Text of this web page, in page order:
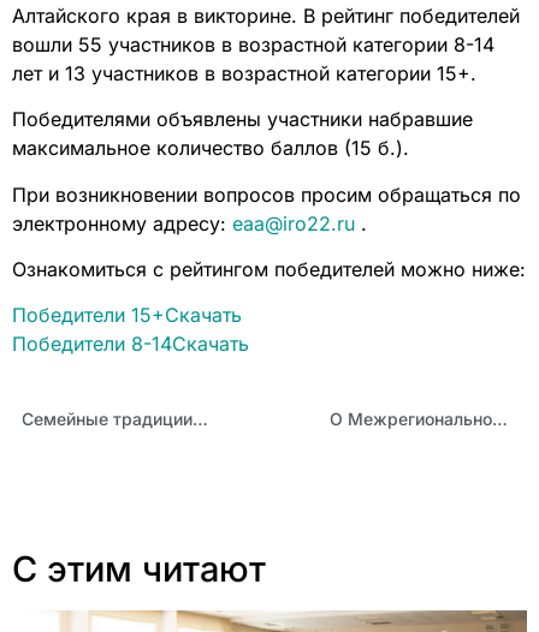
Алтайского края в викторине. В рейтинг победителей
вошли 55 участников в возрастной категории 8-14
лет и 13 участников в возрастной категории 15+.
Победителями объявлены участники набравшие
максимальное количество баллов (15 б.).
При возникновении вопросов просим обращаться по
электронному адресу: eaa@iro22.ru .
Ознакомиться с рейтингом победителей можно ниже:
Победители 15+Скачать
Победители 8-14Скачать
Семейные традиции в истории России О Межрегиональном экспертном семинаре
С этим читают